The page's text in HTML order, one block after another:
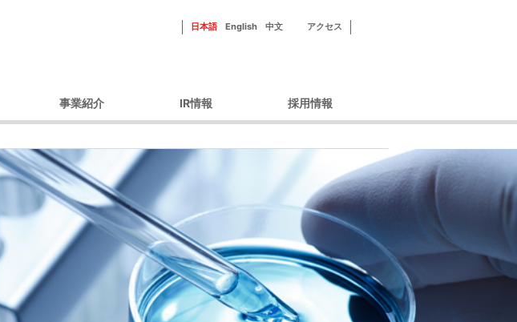
事業紹介
市場・用途別
IR情報
ス
財務情報
IRカレンダー
株主優待
株式情報
ディスクロージャーポ
リシー
採用情報
社員紹介
研修・福利厚生
採用情報
日本語 English 中文 アクセス